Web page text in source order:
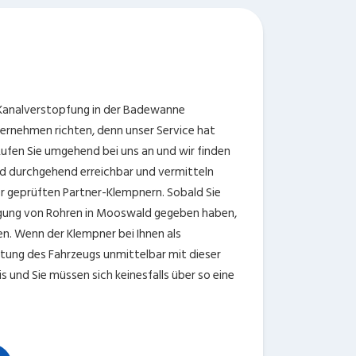
in der Badewanne
richten, denn unser Service hat
Sie umgehend bei uns an und wir finden
durchgehend erreichbar und vermitteln
Partner-Klempnern. Sobald Sie
von Rohren in Mooswald gegeben haben,
Wenn der Klempner bei Ihnen als
des Fahrzeugs unmittelbar mit dieser
Sie müssen sich keinesfalls über so eine